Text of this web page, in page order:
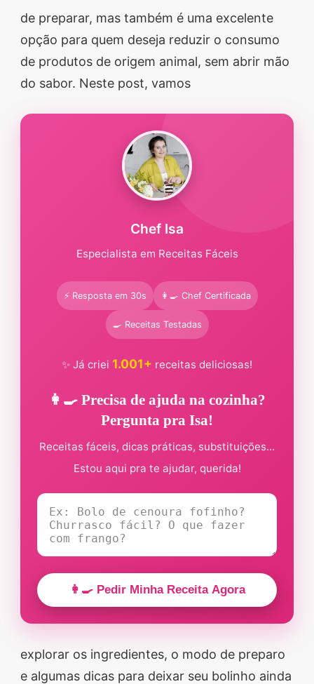
todos ao seu redor.
Transforme suas
refeições e inspire-se
agora mesmo!
de preparar, mas também é uma excelente
opção para quem deseja reduzir o consumo
de produtos de origem animal, sem abrir mão
do sabor. Neste post, vamos
Chef Isa
Especialista em Receitas Fáceis
⚡ Resposta em 30s 👩‍🍳 Chef Certificada
🍳 Receitas Testadas
✨ Já criei 1.001+ receitas deliciosas!
👩‍🍳 Precisa de ajuda na cozinha?
Pergunta pra Isa!
Receitas fáceis, dicas práticas, substituições...
Estou aqui pra te ajudar, querida!
👩‍🍳 Pedir Minha Receita Agora
explorar os ingredientes, o modo de preparo
e algumas dicas para deixar seu bolinho ainda